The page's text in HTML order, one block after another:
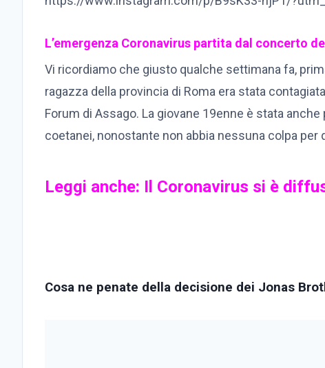
L’emergenza Coronavirus partita dal concerto
Vi ricordiamo che giusto qualche settimana fa,
ragazza della provincia di Roma era stata
Forum di Assago. La giovane 19enne è stata
coetanei, nonostante non abbia nessuna colpa
Leggi anche: Il Coronavirus si è
Cosa ne penate della decisione dei Jonas